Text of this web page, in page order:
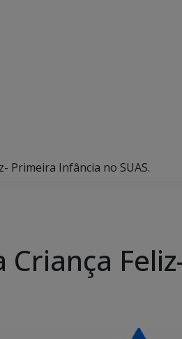
Primeira Infância no SUAS.
Criança